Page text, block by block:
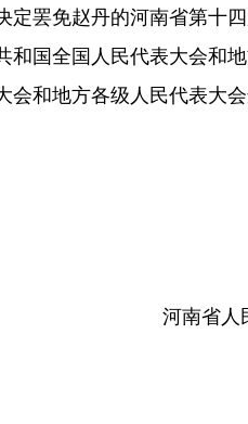
罢免赵丹的河南省第十
国全国人民代表大会和
和地方各级人民代表大
河南省人